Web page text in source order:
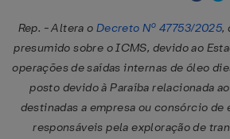
Rep. - Altera o Decreto Nº 47753/2025,
presumido sobre o ICMS, devido ao
operações de saídas internas de óleo
posto devido à Paraíba relacionada
destinadas a empresa ou consórcio de
responsáveis pela exploração de